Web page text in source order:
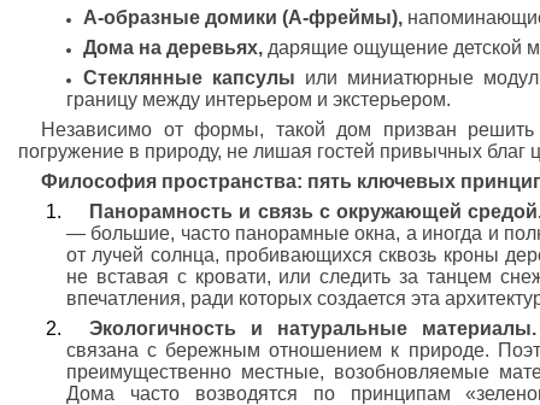
А-образные домики (А-фреймы),
Дома на деревьях, дарящие ощущение детской
Стеклянные капсулы или миниатюрные
границу между интерьером и экстерьером.
Независимо от формы, такой дом призван решить
погружение в природу, не лишая гостей привычных благ
Философия пространства: пять ключевых
Панорамность и связь с окружающей
— большие, часто панорамные окна, а иногда и
от лучей солнца, пробивающихся сквозь кроны
не вставая с кровати, или следить за танцем
впечатления, ради которых создается эта
Экологичность и натуральные материалы.
связана с бережным отношением к природе.
преимущественно местные, возобновляемые
Дома часто возводятся по принципам